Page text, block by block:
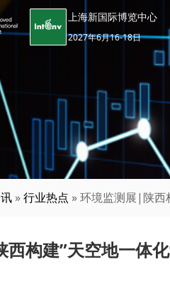
上海新国际博览中心
2027年6月16-18日
»行业热点 » 环境监测展|陕西
构建”天空地一体